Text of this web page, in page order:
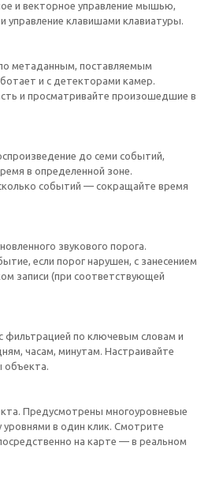
и векторное управление мышью,
управление клавишами клавиатуры.
метаданным, поставляемым
и с детекторами камер.
и просматривайте произошедшие в
до семи событий,
в определенной зоне.
событий — сокращайте время
звукового порога.
если порог нарушен, с занесением
записи (при соответствующей
фильтрацией по ключевым словам и
часам, минутам. Настраивайте
объекта.
Предусмотрены многоуровневые
в один клик. Смотрите
на карте — в реальном